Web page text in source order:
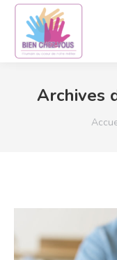
Archives